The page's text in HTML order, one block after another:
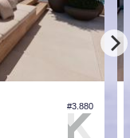
#3.880